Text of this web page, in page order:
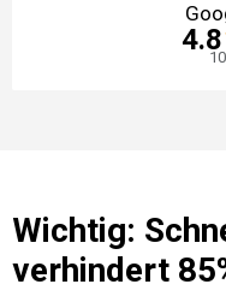
4.8
Wichtig:
verhindert